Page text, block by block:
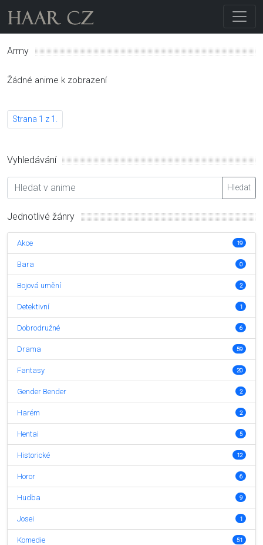
Army
Žádné anime k zobrazení
Strana 1 z 1.
Vyhledávání
Hledat
Jednotlivé žánry
Akce 19
Bara 0
Bojová umění 2
Detektivní 1
Dobrodružné 6
Drama 59
Fantasy 20
Gender Bender 2
Harém 2
Hentai 5
Historické 12
Horor 6
Hudba 9
Josei 1
Komedie 51